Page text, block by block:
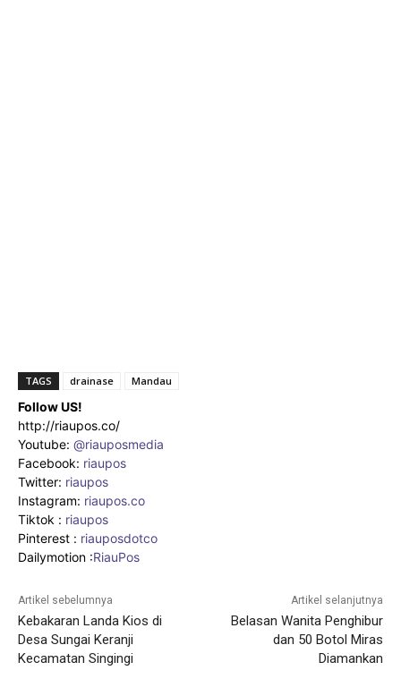
TAGS drainase Mandau
Follow US!
http://riaupos.co/
Youtube: @riauposmedia
Facebook: riaupos
Twitter: riaupos
Instagram: riaupos.co
Tiktok : riaupos
Pinterest : riauposdotco
Dailymotion :RiauPos
Artikel sebelumnya
Kebakaran Landa Kios di
Desa Sungai Keranji
Kecamatan Singingi
Artikel selanjutnya
Belasan Wanita Penghibur
dan 50 Botol Miras
Diamankan